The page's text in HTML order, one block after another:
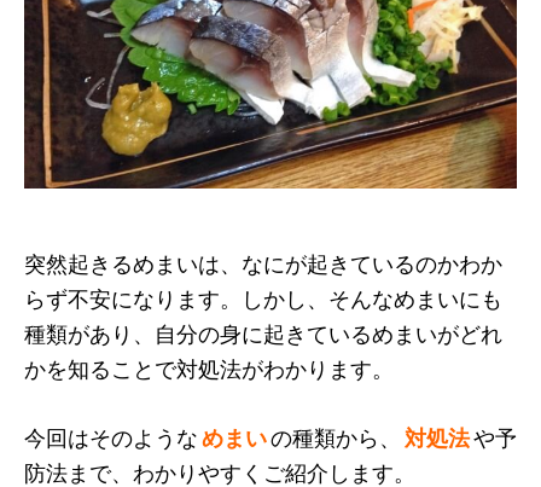
突然起きるめまいは、なにが起きているのかわか
らず不安になります。しかし、そんなめまいにも
種類があり、自分の身に起きているめまいがどれ
かを知ることで対処法がわかります。
今回はそのようなめまいの種類から、 対処法や予
防法まで、わかりやすくご紹介します。